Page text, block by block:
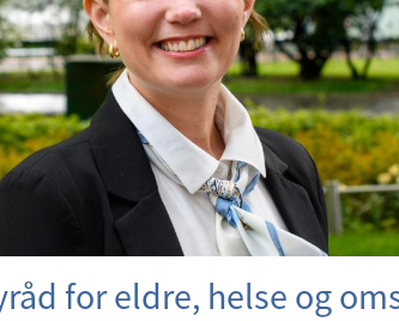
for eldre, helse og